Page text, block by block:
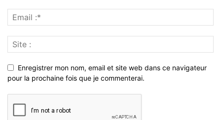
Enregistrer mon nom, email et site web dans ce navigateur
pour la prochaine fois que je commenterai.